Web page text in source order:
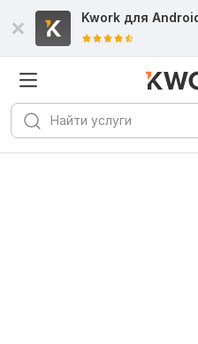
Kwork для